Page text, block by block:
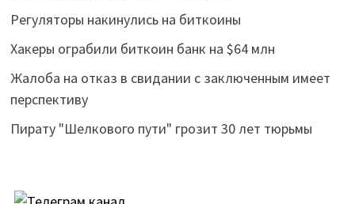
Регуляторы накинулись на биткоины
Хакеры ограбили биткоин банк на $64 млн
Жалоба на отказ в свидании с заключенным имеет
перспективу
Пирату "Шелкового пути" грозит 30 лет тюрьмы